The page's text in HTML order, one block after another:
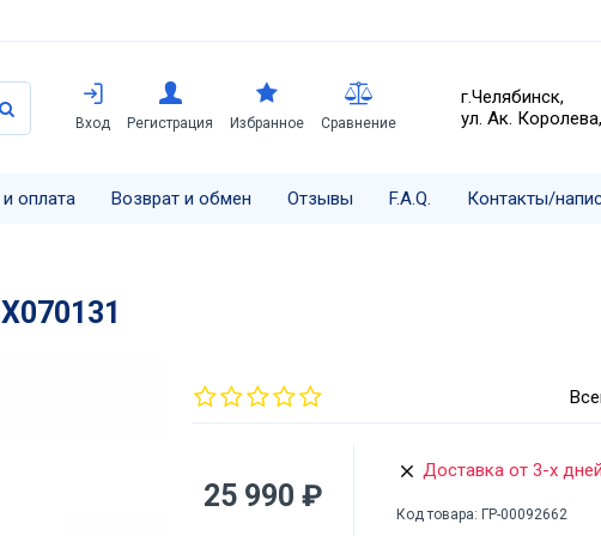
Вход Регистрация Избранное Сравнение
г.Челябинск,
ул. Ак.
оплата Возврат и обмен Отзывы F.A.Q. Контакты/
25 990 ₽
Доставка от 3-х дней
Код товара: ГР-00092662